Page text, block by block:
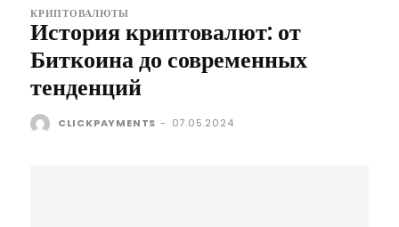
КРИПТОВАЛЮТЫ
История криптовалют: от
Биткоина до современных
тенденций
CLICKPAYMENTS - 07.05.2024